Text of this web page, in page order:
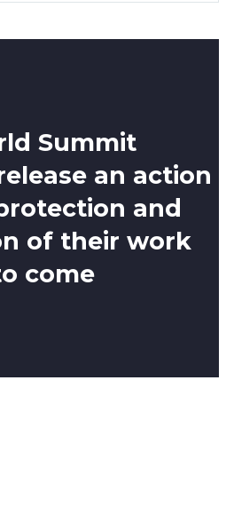
Summit
an action
and
of their work
come